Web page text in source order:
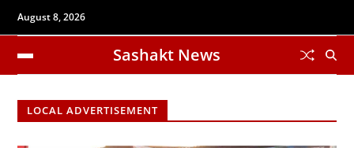
August 8, 2026
Sashakt News
LOCAL ADVERTISEMENT